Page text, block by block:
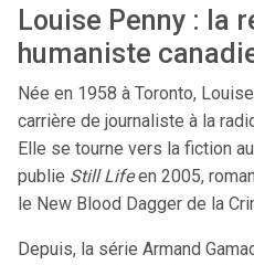
Louise Penny : la
humaniste
Née en 1958 à Toronto,
carrière de journaliste à la
Elle se tourne vers la fiction
publie Still Lifeen 2005,
le New Blood Dagger de la
Depuis, la série Armand